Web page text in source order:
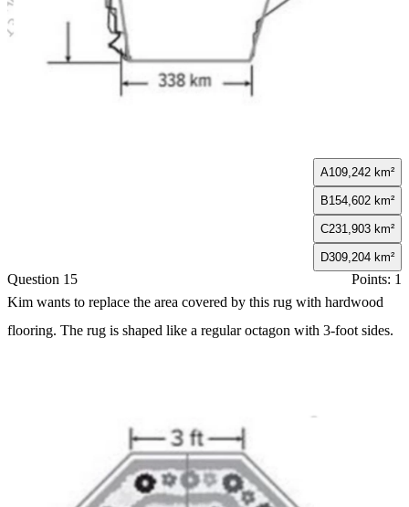
A109,242 km²
B154,602 km²
C231,903 km²
D309,204 km²
Question 15
Points: 1
Kim wants to replace the area covered by this rug with hardwood
flooring. The rug is shaped like a regular octagon with 3-foot sides.